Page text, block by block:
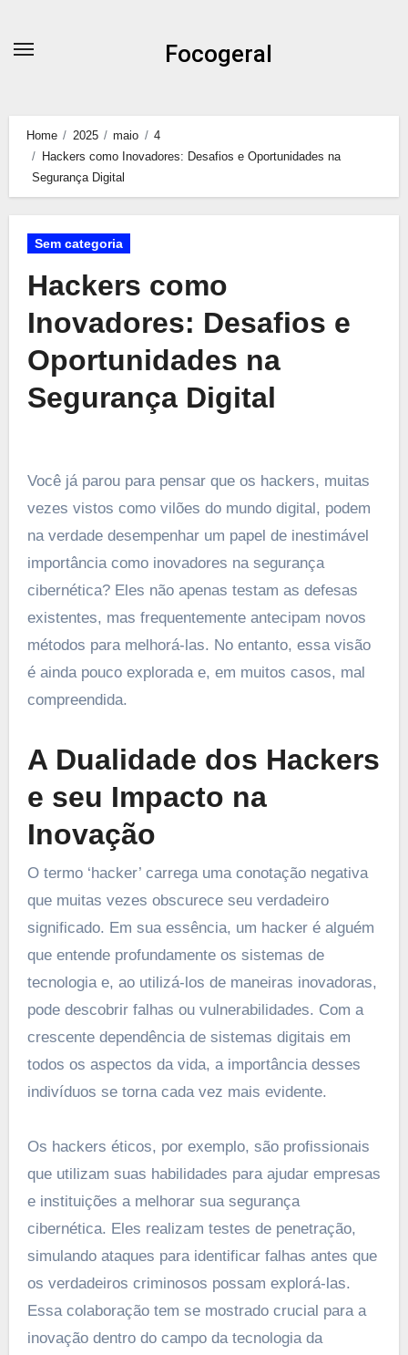
Focogeral
Home 2025 maio
4
Hackers como Inovadores: Desafios e Oportunidades na
Segurança Digital
Sem categoria
Hackers como
Inovadores: Desafios e
Oportunidades na
Segurança Digital
Você já parou para pensar que os hackers, muitas
vezes vistos como vilões do mundo digital, podem
na verdade desempenhar um papel de inestimável
importância como inovadores na segurança
cibernética? Eles não apenas testam as defesas
existentes, mas frequentemente antecipam novos
métodos para melhorá-las. No entanto, essa visão
é ainda pouco explorada e, em muitos casos, mal
compreendida.
A Dualidade dos Hackers
e seu Impacto na
Inovação
O termo ‘hacker’ carrega uma conotação negativa
que muitas vezes obscurece seu verdadeiro
significado. Em sua essência, um hacker é alguém
que entende profundamente os sistemas de
tecnologia e, ao utilizá-los de maneiras inovadoras,
pode descobrir falhas ou vulnerabilidades. Com a
crescente dependência de sistemas digitais em
todos os aspectos da vida, a importância desses
indivíduos se torna cada vez mais evidente.
Os hackers éticos, por exemplo, são profissionais
que utilizam suas habilidades para ajudar empresas
e instituições a melhorar sua segurança
cibernética. Eles realizam testes de penetração,
simulando ataques para identificar falhas antes que
os verdadeiros criminosos possam explorá-las.
Essa colaboração tem se mostrado crucial para a
inovação dentro do campo da tecnologia da